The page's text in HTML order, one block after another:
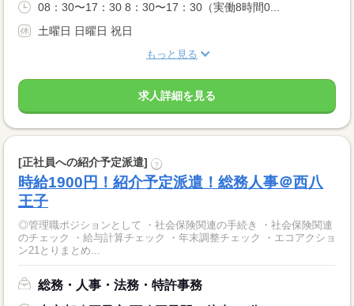
08：30〜17：30 8：30〜17：30（実働8時間0...
土曜日 日曜日 祝日
もっと見る
求人詳細を見る
[正社員への紹介予定派遣] ?
時給1900円！紹介予定派遣！総務人事＠西八
王子
◎管理職ポジションとして ・社会保険関連の手続き ・社会保険関連
のチェック ・給与計算チェック ・年末調整チェック ・エコアクショ
ン21とりまとめ...
総務・人事・法務・特許事務